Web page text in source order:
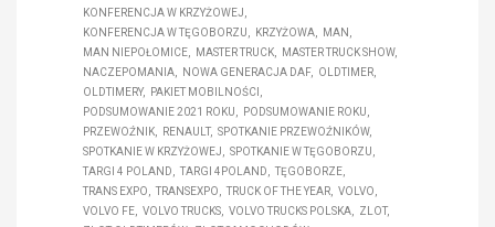
KONFERENCJA W KRZYŻOWEJ
KONFERENCJA W TĘGOBORZU
KRZYŻOWA
MAN
MAN NIEPOŁOMICE
MASTER TRUCK
MASTER TRUCK SHOW
NACZEPOMANIA
NOWA GENERACJA DAF
OLDTIMER
OLDTIMERY
PAKIET MOBILNOŚCI
PODSUMOWANIE 2021 ROKU
PODSUMOWANIE ROKU
PRZEWOŹNIK
RENAULT
SPOTKANIE PRZEWOŹNIKÓW
SPOTKANIE W KRZYŻOWEJ
SPOTKANIE W TĘGOBORZU
TARGI 4 POLAND
TARGI 4POLAND
TĘGOBORZE
TRANS EXPO
TRANSEXPO TRUCK OF THE YEAR
VOLVO
VOLVO FE
VOLVO TRUCKS VOLVO TRUCKS POLSKA
ZLOT